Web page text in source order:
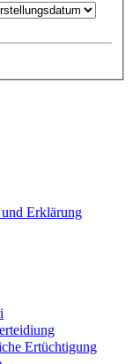
Erklärung
Ertüchtigung